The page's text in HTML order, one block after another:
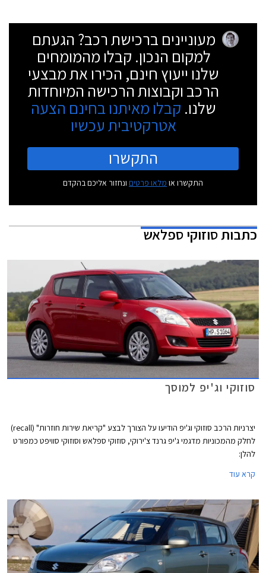
מעוניינים ברכישת רכב? הגעתם
למקום הנכון. קבלו מהמומחים
שלנו ייעוץ חינם, הכירו את מבצעי
הרכב וקבוצות הרכישה המיוחדות
שלנו. קבלו מאיתנו בחינם הצעה
אטרקטיבית עכשיו
התקשרו
התקשרו או מלאו פרטים ונחזור אליכם בהקדם
כתבותסוזוקי ספלאש
סוזוקי וג'יפ למוסך
יצרניות הרכב סוזוקי וג'יפ הודיעו על הצורך לבצע "קריאת שירות חוזרות" (recall)
לחלק מהמכוניות מדגמי ג'יפ גרנד צ'ירוקי, סוזוקי ספלאש וסוזוקי סוויפט כמפורט
להלן:
קרא עוד